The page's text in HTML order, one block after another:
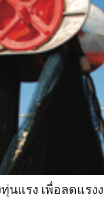
นแรง เพื่อลดแร